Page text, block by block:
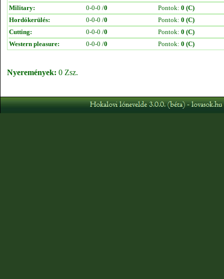
Military:
0-0-0 /0 Pontok: 0 (C)
Hordókerülés:
0-0-0 /0 Pontok: 0 (C)
Cutting:
0-0-0 /0 Pontok: 0 (C)
Western pleasure:
0-0-0 /0 Pontok: 0 (C)
Nyeremények: 0 Zsz.